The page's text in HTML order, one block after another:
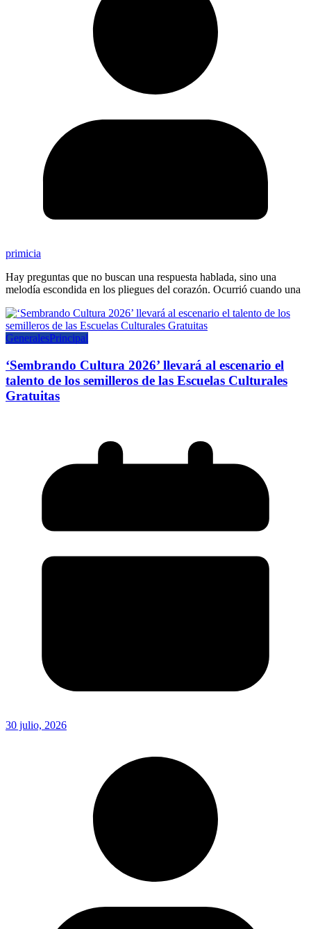
primicia
Hay preguntas que no buscan una respuesta hablada, sino una
melodía escondida en los pliegues del corazón. Ocurrió cuando una
GeneralesPrincipal
‘Sembrando Cultura 2026’ llevará al escenario el
talento de los semilleros de las Escuelas Culturales
Gratuitas
30 julio, 2026